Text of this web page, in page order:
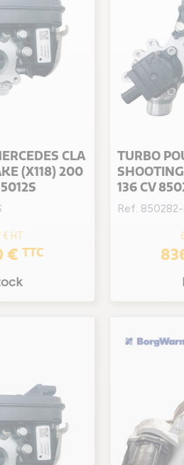
CLA
(X118) 200
€ HT
€TTC
TURBO
136 CV
Ref. 850282-